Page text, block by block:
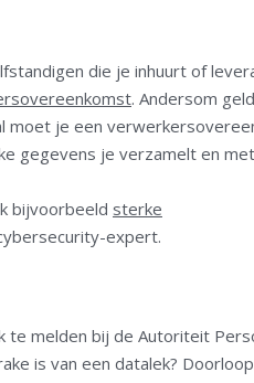
die je inhuurt of
. Andersom
je een
gegevens je verzamelt en
bijvoorbeeld sterke
expert.
melden bij de Autoriteit
is van een datalek?